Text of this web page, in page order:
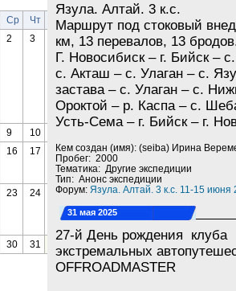
Ср Чт Пт Сб
Вс
2 3 4 6
9 10
16 17 18 19 20
23 24 25 26
День
Рождения
27
30 31
Язула. Алтай. 3 к.с.
Маршрут под стоковый
км, 13 перевалов, 13
Г. Новосибиск – г. Бийск –
с. Акташ – с. Улаган – с.
застава – с. Улаган – с.
Ороктой – р. Каспа – с.
Усть-Сема – г. Бийск – г.
Кем создан (имя): (seiba) Ирина
Пробег: 2000
Тематика: Другие экспедиции
Тип: Анонс экспедиции
Форум: Язула. Алтай. 3 к.с. 11-15 июня
31 мая 2025
27-й День рождения клуба
экстремальных
OFFROADMASTER